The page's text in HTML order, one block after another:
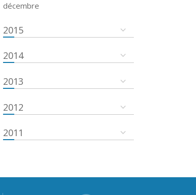
décembre
2015
2014
2013
2012
2011